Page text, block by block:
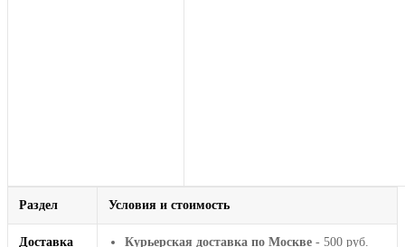
Раздел Условия и стоимость
Доставка
Курьерская доставка по Москве - 500 руб.